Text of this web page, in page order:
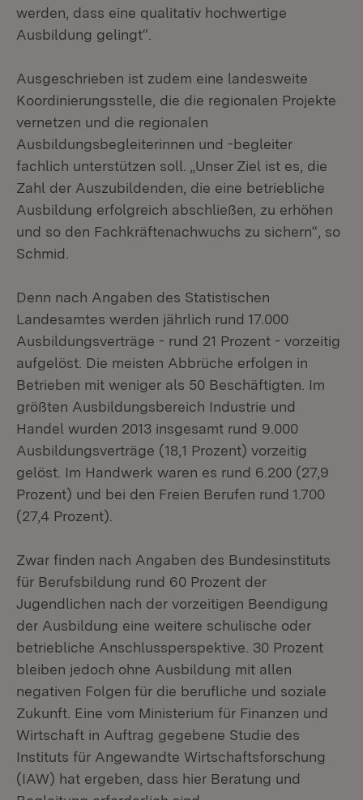
werden, dass eine qualitativ hochwertige
Ausbildung gelingt“.
Ausgeschrieben ist zudem eine landesweite
Koordinierungsstelle, die die regionalen Projekte
vernetzen und die regionalen
Ausbildungsbegleiterinnen und -begleiter
fachlich unterstützen soll. „Unser Ziel ist es, die
Zahl der Auszubildenden, die eine betriebliche
Ausbildung erfolgreich abschließen, zu erhöhen
und so den Fachkräftenachwuchs zu sichern“, so
Schmid.
Denn nach Angaben des Statistischen
Landesamtes werden jährlich rund 17.000
Ausbildungsverträge - rund 21 Prozent - vorzeitig
aufgelöst. Die meisten Abbrüche erfolgen in
Betrieben mit weniger als 50 Beschäftigten. Im
größten Ausbildungsbereich Industrie und
Handel wurden 2013 insgesamt rund 9.000
Ausbildungsverträge (18,1 Prozent) vorzeitig
gelöst. Im Handwerk waren es rund 6.200 (27,9
Prozent) und bei den Freien Berufen rund 1.700
(27,4 Prozent).
Zwar finden nach Angaben des Bundesinstituts
für Berufsbildung rund 60 Prozent der
Jugendlichen nach der vorzeitigen Beendigung
der Ausbildung eine weitere schulische oder
betriebliche Anschlussperspektive. 30 Prozent
bleiben jedoch ohne Ausbildung mit allen
negativen Folgen für die berufliche und soziale
Zukunft. Eine vom Ministerium für Finanzen und
Wirtschaft in Auftrag gegebene Studie des
Instituts für Angewandte Wirtschaftsforschung
(IAW) hat ergeben, dass hier Beratung und